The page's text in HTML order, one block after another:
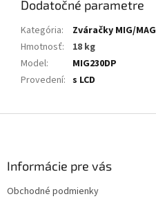
Dodatočné parametre
Kategória:
Zváračky MIG/MAG
Hmotnosť:
18 kg
Model:
MIG230DP
Provedení: s LCD
Informácie pre vás
Obchodné podmienky